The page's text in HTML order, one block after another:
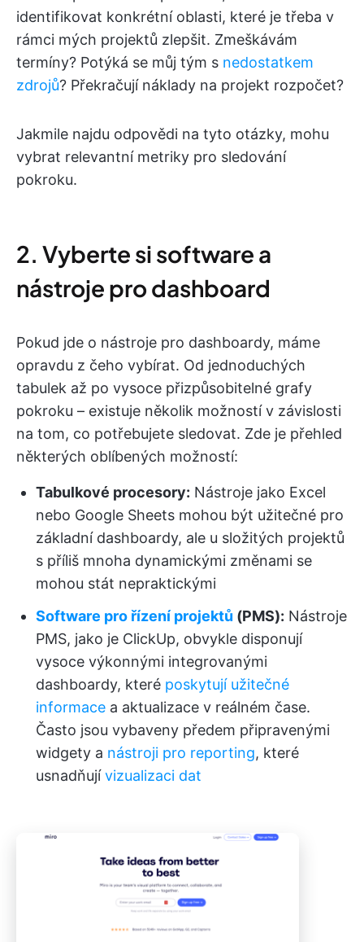
identifikovat konkrétní oblasti, které je třeba v
rámci mých projektů zlepšit. Zmeškávám
termíny? Potýká se můj tým s nedostatkem
zdrojů? Překračují náklady na projekt rozpočet?
Jakmile najdu odpovědi na tyto otázky, mohu
vybrat relevantní metriky pro sledování
pokroku.
2. Vyberte si software a
nástroje pro dashboard
Pokud jde o nástroje pro dashboardy, máme
opravdu z čeho vybírat. Od jednoduchých
tabulek až po vysoce přizpůsobitelné grafy
pokroku – existuje několik možností v závislosti
na tom, co potřebujete sledovat. Zde je přehled
některých oblíbených možností:
Tabulkové procesory: Nástroje jako Excel
nebo Google Sheets mohou být užitečné pro
základní dashboardy, ale u složitých projektů
s příliš mnoha dynamickými změnami se
mohou stát nepraktickými
Software pro řízení projektů (PMS): Nástroje
PMS, jako je ClickUp, obvykle disponují
vysoce výkonnými integrovanými
dashboardy, které poskytují užitečné
informace a aktualizace v reálném čase.
Často jsou vybaveny předem připravenými
widgety a nástroji pro reporting, které
usnadňujívizualizaci dat